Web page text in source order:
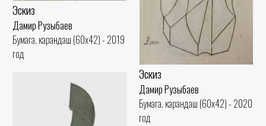
Эскиз
Дамир Рузыбаев
Бумага, карандаш (60x42) - 2019
год
Эскиз
Дамир Рузыбаев
Бумага, карандаш (60x42) - 2020
год